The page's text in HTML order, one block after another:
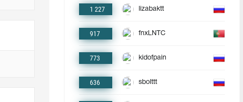
1 227 lizabaktt
917 fnxLNTC
773 kidofpain
636 sbolttt